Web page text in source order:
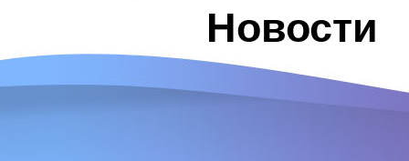
Новости